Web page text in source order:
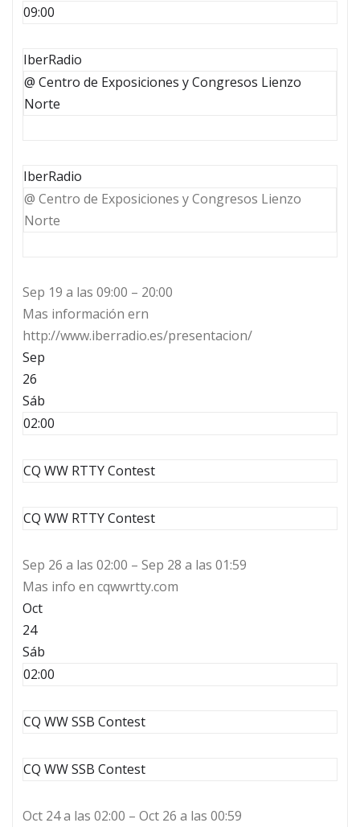
09:00
IberRadio
@ Centro de Exposiciones y Congresos Lienzo
Norte
IberRadio
@ Centro de Exposiciones y Congresos Lienzo
Norte
Sep 19 a las 09:00 – 20:00
Mas información ern
http://www.iberradio.es/presentacion/
Sep
26
Sáb
02:00
CQ WW RTTY Contest
CQ WW RTTY Contest
Sep 26 a las 02:00 – Sep 28 a las 01:59
Mas info en cqwwrtty.com
Oct
24
Sáb
02:00
CQ WW SSB Contest
CQ WW SSB Contest
Oct 24 a las 02:00 – Oct 26 a las 00:59